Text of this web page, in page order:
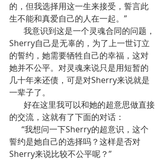
的，但我选择用这一生来接受，誓言此
生不能和真爱自己的人在一起。”
我意识到这是一个灵魂合同的问题，
Sherry自己是无辜的，为了上一世订立
的誓约，她需要牺牲自己的幸福，这对
她并不公平。对灵魂来说只是用短暂的
几十年来还债，可是对Sherry来说就是
一辈子了。
好在这里我可以和她的超意思做直接
的交流，这就有了下面的对话：
“我想问一下Sherry的超意识，这个
誓约是她自己的选择吗？这样是否对
Sherry来说比较不公平呢？”